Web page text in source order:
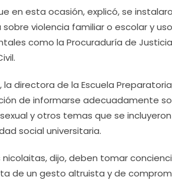
en esta ocasión, explicó, se
violencia familiar o escolar y
como la Procuraduría de
la directora de la Escuela
de informarse adecuadamente
y otros temas que se
social universitaria.
nicolaitas, dijo, deben tomar
de un gesto altruista y de